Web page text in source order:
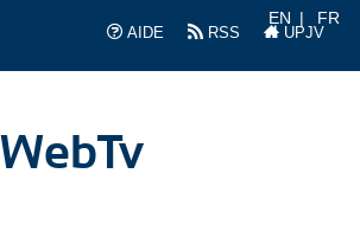
AIDE
RSS UPJV
EN FR
WebTv